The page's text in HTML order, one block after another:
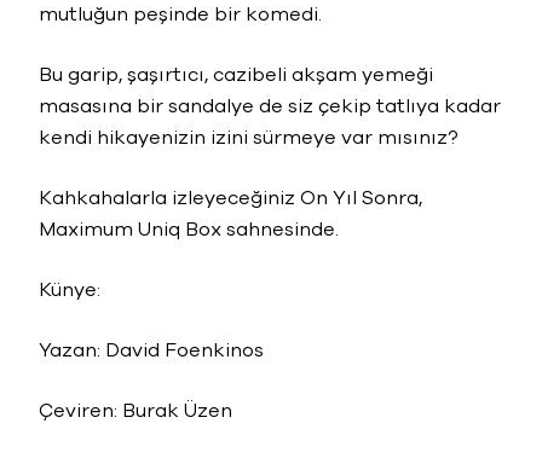
mutluğun peşinde bir komedi.
Bu garip, şaşırtıcı, cazibeli akşam yemeği
masasına bir sandalye de siz çekip tatlıya kadar
kendi hikayenizin izini sürmeye var mısınız?
Kahkahalarla izleyeceğiniz On Yıl Sonra,
Maximum Uniq Box sahnesinde.
Künye:
Yazan: David Foenkinos
Çeviren: Burak Üzen